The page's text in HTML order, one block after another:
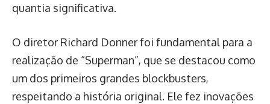
quantia significativa.
O diretor Richard Donner foi fundamental para a
realização de “Superman”, que se destacou como
um dos primeiros grandes blockbusters,
respeitando a história original. Ele fez inovações